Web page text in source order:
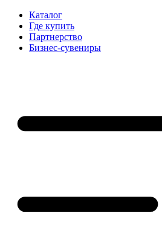
Каталог
Где купить
Партнерство
Бизнес-сувениры